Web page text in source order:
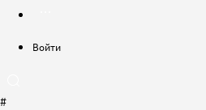
Войти
#